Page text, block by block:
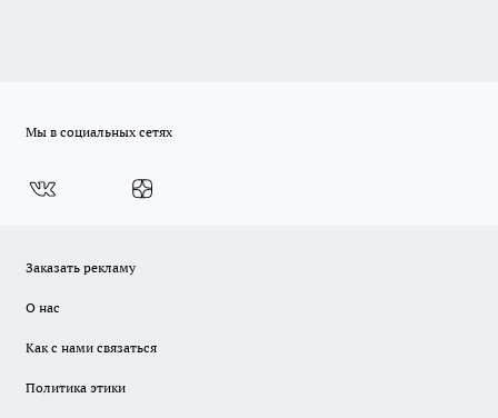
Мы в социальных сетях
Заказать рекламу
О нас
Как с нами связаться
Политика этики